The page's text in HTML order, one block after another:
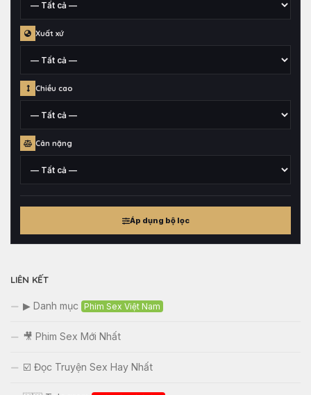
gắn
cho
hồ
Thông
tin
sinh
Xuất xứ
Khu
vực
xứ
Chiều cao
Chiều
cao
khảo
Cân nặng
nặng
khảo
Áp dụng bộ lọc
LIÊN KẾT
▶ Danh mục Phim Sex Việt Nam
🎥 Phim Sex Mới Nhất
☑️ Đọc Truyện Sex Hay Nhất